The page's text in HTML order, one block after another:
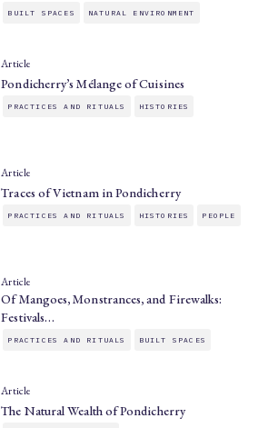
BUILT SPACES NATURAL ENVIRONMENT
Article
Pondicherry’s Mélange of Cuisines
PRACTICES AND RITUALS HISTORIES
Article
Traces of Vietnam in Pondicherry
PRACTICES AND RITUALS HISTORIES PEOPLE
Article
Of Mangoes, Monstrances, and Firewalks:
Festivals…
PRACTICES AND RITUALS BUILT SPACES
Article
The Natural Wealth of Pondicherry